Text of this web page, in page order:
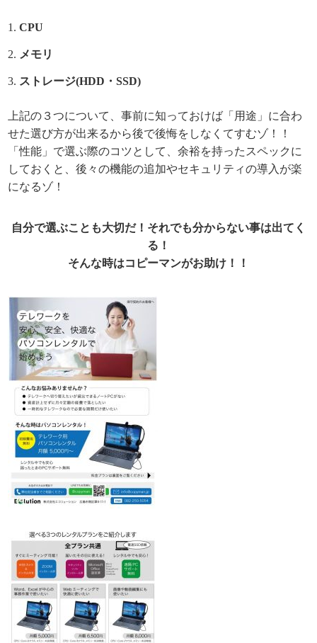
CPU
メモリ
ストレージ(HDD・SSD)
上記の３つについて、事前に知っておけば「用途」に合わ
せた選び方が出来るから後で後悔をしなくてすむゾ！！
「性能」で選ぶ際のコツとして、余裕を持ったスペックに
しておくと、後々の機能の追加やセキュリティの導入が楽
になるゾ！
自分で選ぶことも大切だ！それでも分からない事は出てく
る！
そんな時はコピーマンがお助け！！